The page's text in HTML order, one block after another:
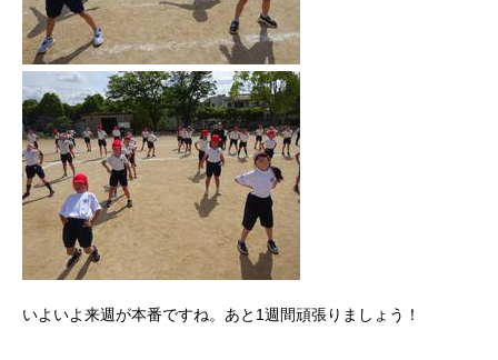
いよいよ来週が本番ですね。あと1週間頑張りましょう！